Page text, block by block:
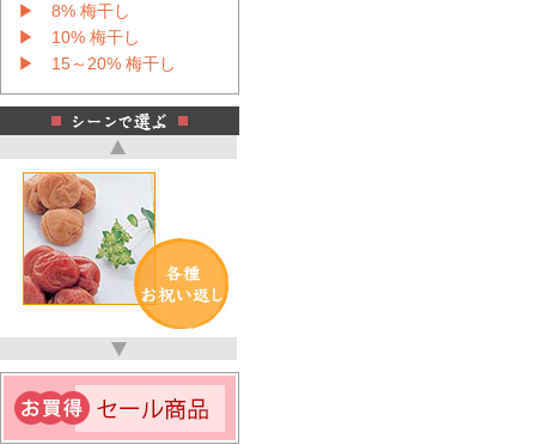
▶ 8% 梅干し
▶ 10% 梅干し
▶ 15～20% 梅干し